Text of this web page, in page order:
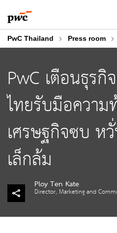
to
content
to
footer
PwC Thailand Press room
PwC เตือนธุรกิ
ไทยรับมือควา
เศรษฐกิจซบ ห
เล็กล้ม
Ploy Ten Kate
Director, Marketing and